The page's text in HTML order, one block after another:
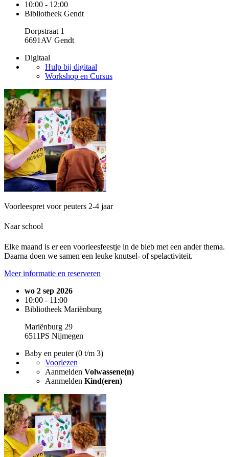
10:00 - 12:00
Bibliotheek Gendt
Dorpstraat 1
6691AV Gendt
Digitaal
Hulp bij digitaal
Workshop en Cursus
Voorleespret voor peuters 2-4 jaar
Naar school
Elke maand is er een voorleesfeestje in de bieb met een ander thema.
Daarna doen we samen een leuke knutsel- of spelactiviteit.
Meer informatie en reserveren
wo 2 sep 2026
10:00 - 11:00
Bibliotheek Mariënburg
Mariënburg 29
6511PS Nijmegen
Baby en peuter (0 t/m 3)
Voorlezen
Aanmelden Volwassene(n)
Aanmelden Kind(eren)